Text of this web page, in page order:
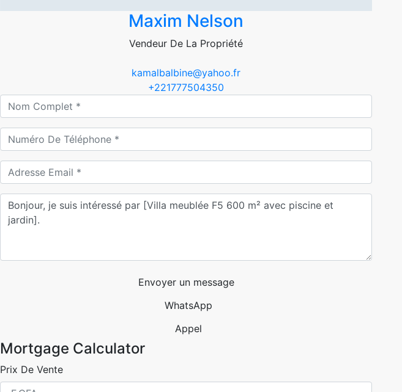
Maxim Nelson
Vendeur De La Propriété
kamalbalbine@yahoo.fr
+221777504350
Envoyer un message
WhatsApp
Appel
Mortgage Calculator
Prix De Vente